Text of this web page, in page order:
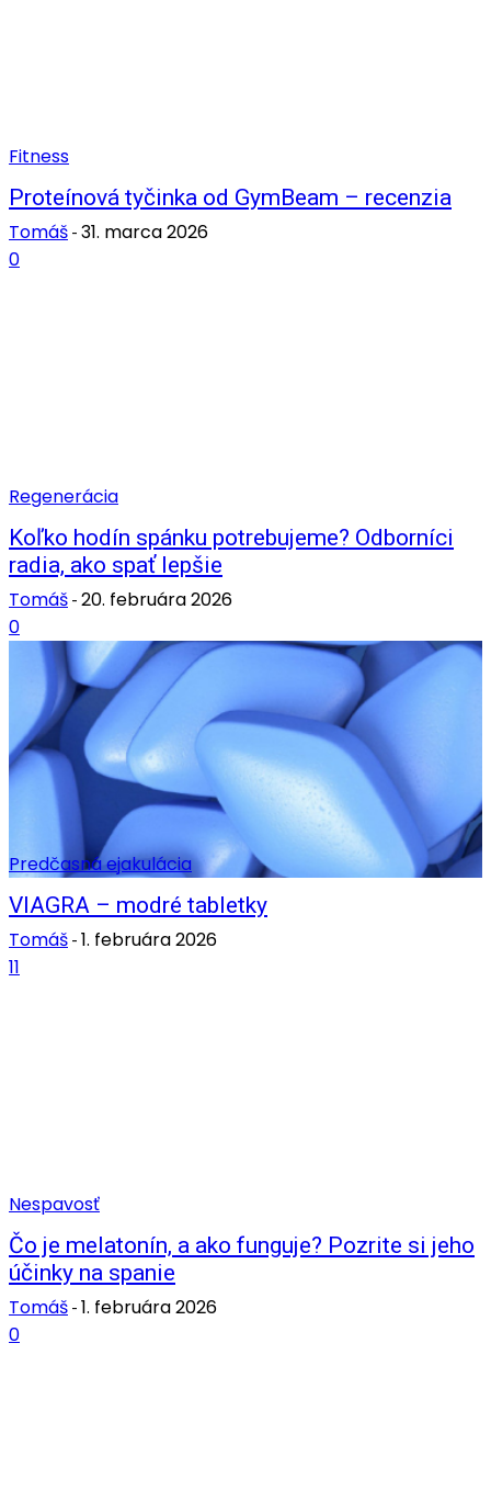
Fitness
Proteínová tyčinka od GymBeam – recenzia
Tomáš - 31. marca 2026
0
Regenerácia
Koľko hodín spánku potrebujeme? Odborníci
radia, ako spať lepšie
Tomáš - 20. februára 2026
0
Predčasná ejakulácia
VIAGRA – modré tabletky
Tomáš - 1. februára 2026
11
Nespavosť
Čo je melatonín, a ako funguje? Pozrite si jeho
účinky na spanie
Tomáš - 1. februára 2026
0